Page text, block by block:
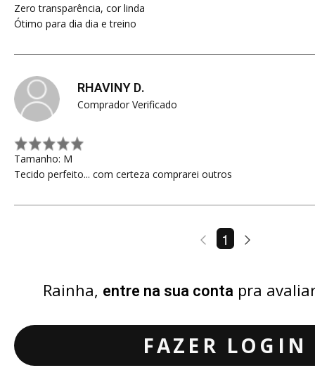
Zero transparência, cor linda
Ótimo para dia dia e treino
RHAVINY D.
Comprador Verificado
Tamanho: M
Tecido perfeito... com certeza comprarei outros
1
Rainha, entre na sua conta pra
FAZER LOGIN